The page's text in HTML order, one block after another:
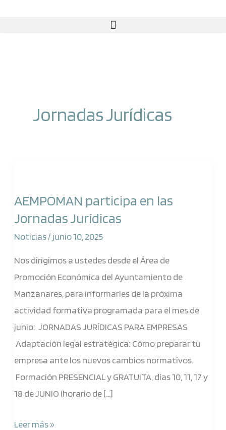
Jornadas Jurídicas
AEMPOMAN participa en las
Jornadas Jurídicas
Noticias/junio 10, 2025
Nos dirigimos a ustedes desde el Área de
Promoción Económica del Ayuntamiento de
Manzanares, para informarles de la próxima
actividad formativa programada para el mes de
junio: JORNADAS JURÍDICAS PARA EMPRESAS
Adaptación legal estratégica: Cómo preparar tu
empresa ante los nuevos cambios normativos.
Formación PRESENCIAL y GRATUITA, días 10, 11, 17 y
18 de JUNIO (horario de […]
en
las
Jornadas
Leer más »